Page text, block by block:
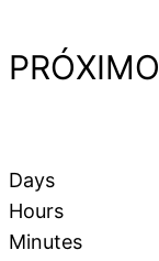
Days
Hours
Minutes